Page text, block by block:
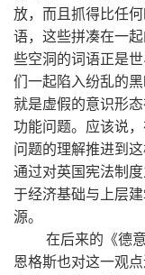
放，而且抓得比任
语，这些拼凑在一
些空洞的词语正是
们一起陷入纷乱的
就是虚假的意识形
功能问题。应该说
问题的理解推进到
通过对英国宪法制
于经济基础与上层
源。
在后来的《德
恩格斯也对这一观